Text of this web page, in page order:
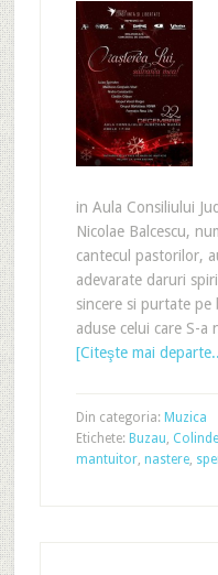
in Aula Consiliului
Nicolae Balcescu,
cantecul pastorilor,
adevarate daruri
sincere si purtate
aduse celui care S-a
[Citeşte mai
Din categoria: Muzica
Etichete: Buzau, Colinde
mantuitor, nastere,